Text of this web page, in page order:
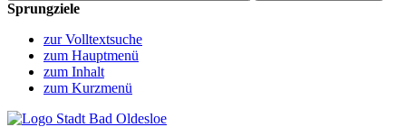
Sprungziele
zur Volltextsuche
zum Hauptmenü
zum Inhalt
zum Kurzmenü